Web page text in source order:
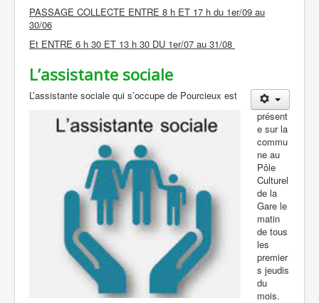
PASSAGE COLLECTE ENTRE 8 h ET 17 h du 1er/09 au
30/06
Et ENTRE 6 h 30 ET 13 h 30 DU 1er/07 au 31/08
L’assistante sociale
L’assistante sociale qui s’occupe de Pourcieux est
présent
e sur la
commu
ne au
Pôle
Culturel
de la
Gare le
matin
de tous
les
premier
s jeudis
du
mois.